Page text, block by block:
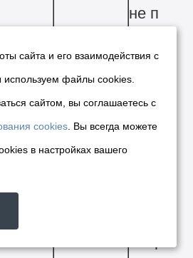
не
дней с
момента
сайта и его взаимодействия с
используем файлы cookies.
сайтом, вы соглашаетесь с
cookies . Вы всегда можете
в настройках вашего